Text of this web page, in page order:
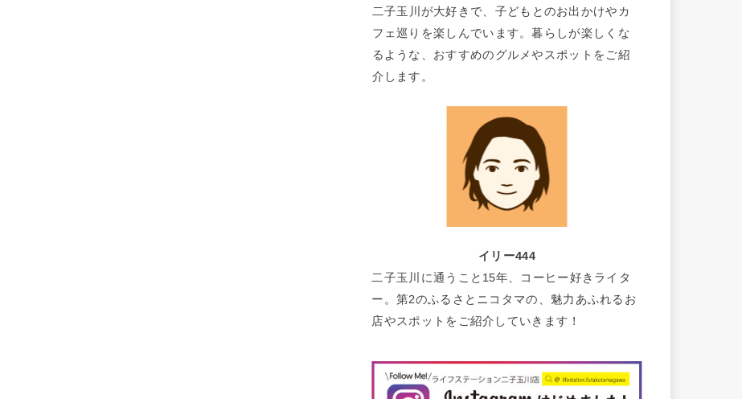
二子玉川が大好きで、子どもとのお出かけやカ
フェ巡りを楽しんでいます。暮らしが楽しくな
るような、おすすめのグルメやスポットをご紹
介します。
イリー444
二子玉川に通うこと15年、コーヒー好きライタ
ー。第2のふるさとニコタマの、魅力あふれるお
店やスポットをご紹介していきます！